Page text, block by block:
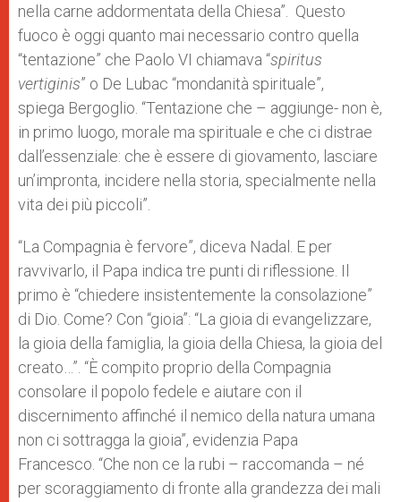
nella carne addormentata della Chiesa”. Questo
fuoco è oggi quanto mai necessario contro quella
“tentazione” che Paolo VI chiamava “spiritus
vertiginis” o De Lubac “mondanità spirituale”,
spiega Bergoglio. “Tentazione che – aggiunge- non è,
in primo luogo, morale ma spirituale e che ci distrae
dall’essenziale: che è essere di giovamento, lasciare
un’impronta, incidere nella storia, specialmente nella
vita dei più piccoli”.
“La Compagnia è fervore”, diceva Nadal. E per
ravvivarlo, il Papa indica tre punti di riflessione. Il
primo è “chiedere insistentemente la consolazione”
di Dio. Come? Con “gioia”: “La gioia di evangelizzare,
la gioia della famiglia, la gioia della Chiesa, la gioia del
creato…”. “È compito proprio della Compagnia
consolare il popolo fedele e aiutare con il
discernimento affinché il nemico della natura umana
non ci sottragga la gioia”, evidenzia Papa
Francesco. “Che non ce la rubi – raccomanda – né
per scoraggiamento di fronte alla grandezza dei mali